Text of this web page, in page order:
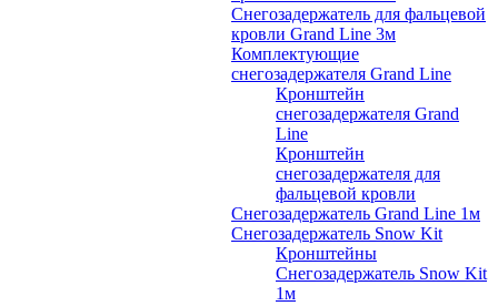
Снегозадержатель для фальцевой
кровли Grand Line 3м
Комплектующие
снегозадержателя Grand Line
Кронштейн
снегозадержателя Grand
Line
Кронштейн
снегозадержателя для
фальцевой кровли
Снегозадержатель Grand Line 1м
Снегозадержатель Snow Kit
Кронштейны
Снегозадержатель Snow Kit
1м